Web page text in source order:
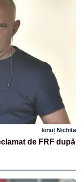
Ionuț Nichita
de FRF după